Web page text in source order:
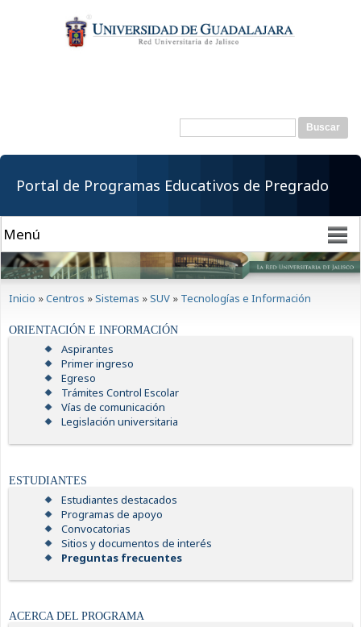
contenido
principal
Formulario de
Buscar
Portal de Programas Educativos de Pregrado
Inicio »Centros »Sistemas »SUV » Tecnologías e Información
ORIENTACIÓN E INFORMACIÓN
Aspirantes
Primer ingreso
Egreso
Trámites Control Escolar
Vías de comunicación
Legislación universitaria
ESTUDIANTES
Estudiantes destacados
Programas de apoyo
Convocatorias
Sitios y documentos de interés
Preguntas frecuentes
ACERCA DEL PROGRAMA